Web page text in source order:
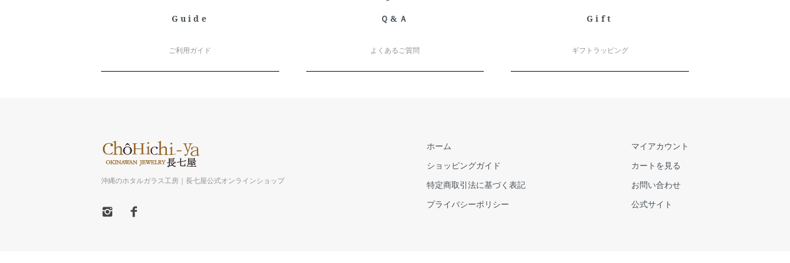
Guide
ご利用ガイド
Ｑ&Ａ
よくあるご質問
Gift
ギフトラッピング
沖縄のホタルガラス工房｜長七屋公式オンラインショップ
ホーム
ショッピングガイド
特定商取引法に基づく表記
プライバシーポリシー
マイアカウント
カートを見る
お問い合わせ
公式サイト